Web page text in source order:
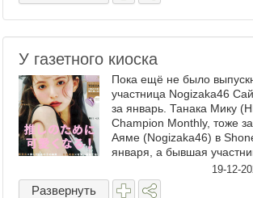
У газетного киоска
Пока ещё не было
участница Nogizaka46
за январь. Танака Мику
Champion Monthly, тоже
Аяме (Nogizaka46) в
января, а бывшая
Йоконо Сумире в
альманаха Strike! ...
19-12-
Развернуть